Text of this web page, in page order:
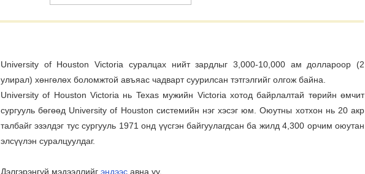
University of Houston Victoria суралцах нийт зардлыг 3,000-10,000 ам доллароор (2
улирал) хөнгөлөх боломжтой авъяас чадварт суурилсан тэтгэлгийг олгож байна.
University of Houston Victoria нь Texas мужийн Victoria хотод байрлалтай төрийн өмчит
сургууль бөгөөд University of Houston системийн нэг хэсэг юм. Оюутны хотхон нь 20 акр
талбайг эзэлдэг тус сургууль 1971 онд үүсгэн байгуулагдсан ба жилд 4,300 орчим оюутан
элсүүлэн суралцуулдаг.
Дэлгэрэнгүй мэдээллийг эндээс авна уу.